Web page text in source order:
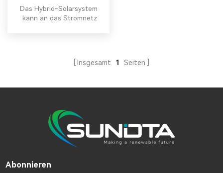
Hause
Das Hybrid-Solarsystem
kann an das Stromnetz
werden. DasHybrid-
Montagesystem, Batterie
usw.
Insgesamt 1 Seiten
Abonnieren